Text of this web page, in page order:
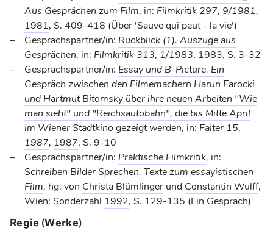
Aus Gesprächen zum Film, in: Filmkritik 297, 9/1981,
1981, S. 409-418 (Über 'Sauve qui peut - la vie')
Gesprächspartner/in: Rückblick (1). Auszüge aus
Gesprächen, in: Filmkritik 313, 1/1983, 1983, S. 3-32
Gesprächspartner/in: Essay und B-Picture. Ein
Gespräch zwischen den Filmemachern Harun Farocki
und Hartmut Bitomsky über ihre neuen Arbeiten "Wie
man sieht" und "Reichsautobahn", die bis Mitte April
im Wiener Stadtkino gezeigt werden, in: Falter 15,
1987, 1987, S. 9-10
Gesprächspartner/in: Praktische Filmkritik, in:
Schreiben Bilder Sprechen. Texte zum essayistischen
Film, hg. von Christa Blümlinger und Constantin Wulff,
Wien: Sonderzahl 1992, S. 129-135 (Ein Gespräch)
Regie (Werke)